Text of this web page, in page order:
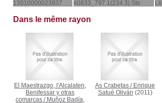
13010000023937
40833_797.1(234.3) Ste
Dans le même rayon
El Maestrazgo, l'Alcalaten,
Benifessar y otras
comarcas / Muñoz Badía,
As Crabetas / Enrique
Satué Oliván (2011)